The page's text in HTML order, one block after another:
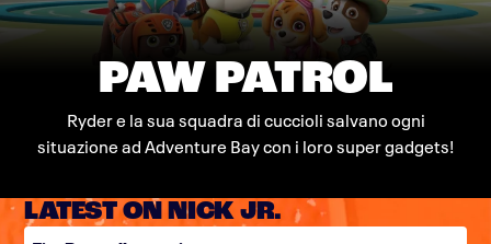
PAW PATROL
Ryder e la sua squadra di cuccioli salvano ogni
situazione ad Adventure Bay con i loro super gadgets!
LATEST ON NICK JR.